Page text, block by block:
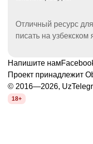
Отличный ресурс для
писать на узбекском
Напишите нам
Проект принадлежит
© 2016—2026,
18+